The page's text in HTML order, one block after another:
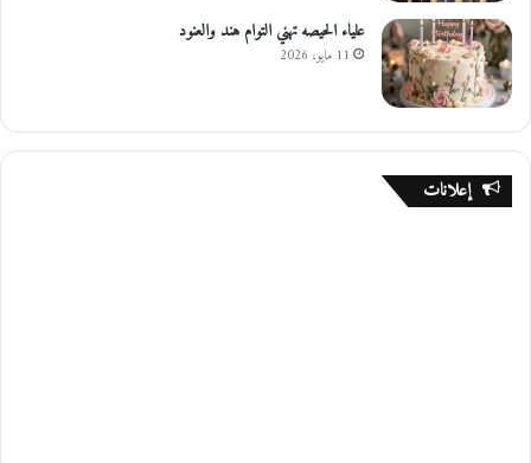
علياء الحيصه تهني التوام هند والعنود
11 مايو، 2026
إعلانات